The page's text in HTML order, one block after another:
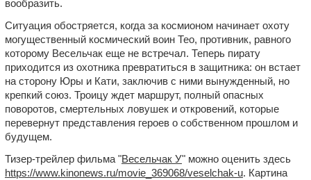
вообразить.
Ситуация обостряется, когда за космионом начинает охоту
могущественный космический воин Тео, противник, равного
которому Весельчак еще не встречал. Теперь пирату
приходится из охотника превратиться в защитника: он встает
на сторону Юры и Кати, заключив с ними вынужденный, но
крепкий союз. Троицу ждет маршрут, полный опасных
поворотов, смертельных ловушек и откровений, которые
перевернут представления героев о собственном прошлом и
будущем.
Тизер-трейлер фильма "Весельчак У" можно оценить здесь
https://www.kinonews.ru/movie_369068/veselchak-u. Картина